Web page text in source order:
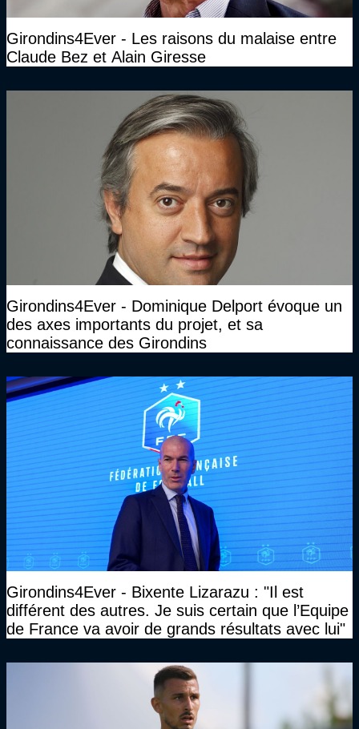
Girondins4Ever - Les raisons du malaise entre
Claude Bez et Alain Giresse
Girondins4Ever - Dominique Delport évoque un
des axes importants du projet, et sa
connaissance des Girondins
Girondins4Ever - Bixente Lizarazu : "Il est
différent des autres. Je suis certain que l’Equipe
de France va avoir de grands résultats avec lui"